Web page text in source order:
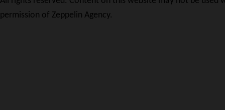
permission of Zeppelin Agency.